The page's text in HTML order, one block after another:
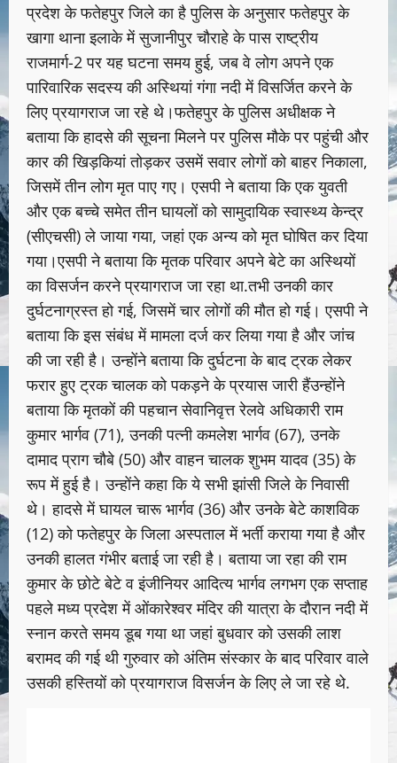
प्रदेश के फतेहपुर जिले का है पुलिस के अनुसार फतेहपुर के
खागा थाना इलाके में सुजानीपुर चौराहे के पास राष्ट्रीय
राजमार्ग-2 पर यह घटना समय हुई, जब वे लोग अपने एक
पारिवारिक सदस्य की अस्थियां गंगा नदी में विसर्जित करने के
लिए प्रयागराज जा रहे थे।फतेहपुर के पुलिस अधीक्षक ने
बताया कि हादसे की सूचना मिलने पर पुलिस मौके पर पहुंची और
कार की खिड़कियां तोड़कर उसमें सवार लोगों को बाहर निकाला,
जिसमें तीन लोग मृत पाए गए। एसपी ने बताया कि एक युवती
और एक बच्चे समेत तीन घायलों को सामुदायिक स्वास्थ्य केन्द्र
(सीएचसी) ले जाया गया, जहां एक अन्य को मृत घोषित कर दिया
गया।एसपी ने बताया कि मृतक परिवार अपने बेटे का अस्थियों
का विसर्जन करने प्रयागराज जा रहा था.तभी उनकी कार
दुर्घटनाग्रस्त हो गई, जिसमें चार लोगों की मौत हो गई। एसपी ने
बताया कि इस संबंध में मामला दर्ज कर लिया गया है और जांच
की जा रही है। उन्होंने बताया कि दुर्घटना के बाद ट्रक लेकर
फरार हुए ट्रक चालक को पकड़ने के प्रयास जारी हैंउन्होंने
बताया कि मृतकों की पहचान सेवानिवृत्त रेलवे अधिकारी राम
कुमार भार्गव (71), उनकी पत्नी कमलेश भार्गव (67), उनके
दामाद प्राग चौबे (50) और वाहन चालक शुभम यादव (35) के
रूप में हुई है। उन्होंने कहा कि ये सभी झांसी जिले के निवासी
थे। हादसे में घायल चारू भार्गव (36) और उनके बेटे काशविक
(12) को फतेहपुर के जिला अस्पताल में भर्ती कराया गया है और
उनकी हालत गंभीर बताई जा रही है। बताया जा रहा की राम
कुमार के छोटे बेटे व इंजीनियर आदित्य भार्गव लगभग एक सप्ताह
पहले मध्य प्रदेश में ओंकारेश्वर मंदिर की यात्रा के दौरान नदी में
स्नान करते समय डूब गया था जहां बुधवार को उसकी लाश
बरामद की गई थी गुरुवार को अंतिम संस्कार के बाद परिवार वाले
उसकी हस्तियों को प्रयागराज विसर्जन के लिए ले जा रहे थे.